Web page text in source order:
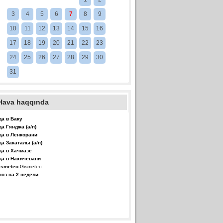
3 4 5 6 7 8 9
10 11 12 13 14 15 16
17 18 19 20 21 22 23
24 25 26 27 28 29 30
31
haqqında
в Баку
Гянджа (а/п)
в Ленкорани
Закаталы (а/п)
в Хачмазе
в Нахичевани
Gismeteo
на 2 недели